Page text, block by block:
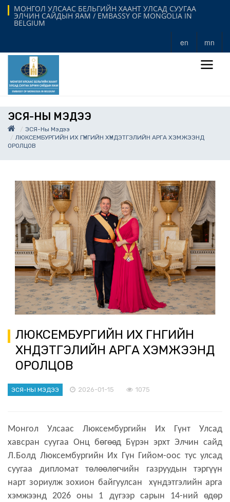
МОНГОЛ УЛСААС БЕЛЬГИЙН ХААНТ УЛСАД СУУГАА
ЭЛЧИН САЙДЫН ЯАМ / EMBASSY OF MONGOLIA IN
BELGIUM
en mn
ЭСЯ-НЫ МЭДЭЭ
ЭСЯ-Ны Мэдээ
ЛЮКСЕМБУРГИЙН ИХ ГҮНГИЙН ХҮНДЭТГЭЛИЙН АРГА ХЭМЖЭЭНД
ОРОЛЦОВ
ЛЮКСЕМБУРГИЙН ИХ ГҮНГИЙН
ХҮНДЭТГЭЛИЙН АРГА ХЭМЖЭЭНД
ОРОЛЦОВ
ЭСЯ-НЫ МЭДЭЭ 2026-01-15 1075
Монгол Улсаас Люксембургийн Их Гүнт Улсад
хавсран суугаа Онц бөгөөд Бүрэн эрхт Элчин сайд
Л.Болд Люксембургийн Их Гүн Гийом-оос тус улсад
суугаа дипломат төлөөлөгчийн газруудын тэргүүн
нарт зориулж зохион байгуулсан хүндэтгэлийн арга
хэмжээнд 2026 оны 1 дүгээр сарын 14-ний өдөр